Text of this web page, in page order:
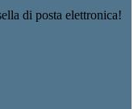
di posta elettronica!